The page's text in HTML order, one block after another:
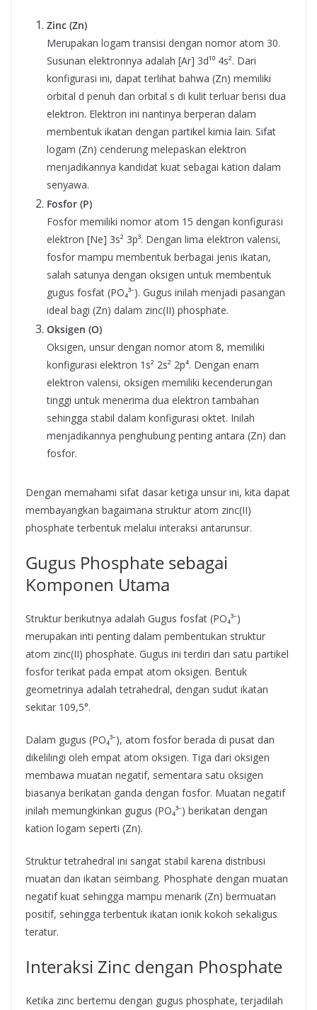
Zinc (Zn)
Merupakan logam transisi dengan nomor atom 30.
Susunan elektronnya adalah [Ar] 3d¹⁰ 4s². Dari
konfigurasi ini, dapat terlihat bahwa (Zn) memiliki
orbital d penuh dan orbital s di kulit terluar berisi dua
elektron. Elektron ini nantinya berperan dalam
membentuk ikatan dengan partikel kimia lain. Sifat
logam (Zn) cenderung melepaskan elektron
menjadikannya kandidat kuat sebagai kation dalam
senyawa.
Fosfor (P)
Fosfor memiliki nomor atom 15 dengan konfigurasi
elektron [Ne] 3s² 3p³. Dengan lima elektron valensi,
fosfor mampu membentuk berbagai jenis ikatan,
salah satunya dengan oksigen untuk membentuk
gugus fosfat (PO₄³⁻). Gugus inilah menjadi pasangan
ideal bagi (Zn) dalam zinc(II) phosphate.
Oksigen (O)
Oksigen, unsur dengan nomor atom 8, memiliki
konfigurasi elektron 1s² 2s² 2p⁴. Dengan enam
elektron valensi, oksigen memiliki kecenderungan
tinggi untuk menerima dua elektron tambahan
sehingga stabil dalam konfigurasi oktet. Inilah
menjadikannya penghubung penting antara (Zn) dan
fosfor.
Dengan memahami sifat dasar ketiga unsur ini, kita dapat
membayangkan bagaimana struktur atom zinc(II)
phosphate terbentuk melalui interaksi antarunsur.
Gugus Phosphate sebagai
Komponen Utama
Struktur berikutnya adalah Gugus fosfat (PO₄³⁻)
merupakan inti penting dalam pembentukan struktur
atom zinc(II) phosphate. Gugus ini terdiri dari satu partikel
fosfor terikat pada empat atom oksigen. Bentuk
geometrinya adalah tetrahedral, dengan sudut ikatan
sekitar 109,5°.
Dalam gugus (PO₄³⁻), atom fosfor berada di pusat dan
dikelilingi oleh empat atom oksigen. Tiga dari oksigen
membawa muatan negatif, sementara satu oksigen
biasanya berikatan ganda dengan fosfor. Muatan negatif
inilah memungkinkan gugus (PO₄³⁻) berikatan dengan
kation logam seperti (Zn).
Struktur tetrahedral ini sangat stabil karena distribusi
muatan dan ikatan seimbang. Phosphate dengan muatan
negatif kuat sehingga mampu menarik (Zn) bermuatan
positif, sehingga terbentuk ikatan ionik kokoh sekaligus
teratur.
Interaksi Zinc dengan Phosphate
Ketika zinc bertemu dengan gugus phosphate, terjadilah